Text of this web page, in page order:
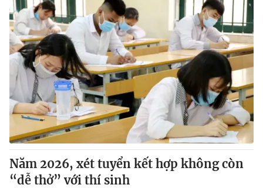
Video Shorts video
VTV Money VTV Thể thao
VTV Sức khoẻ Bất động sản
Thị trường 24h Tấm lòng Việt
VTV4 Vươn mình bằng AI
VTV9
Năm 2026, xét tuyển kết hợp không còn
“dễ thở” với thí sinh